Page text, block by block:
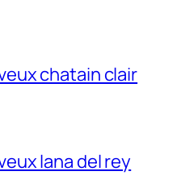
chatain clair
lana del rey